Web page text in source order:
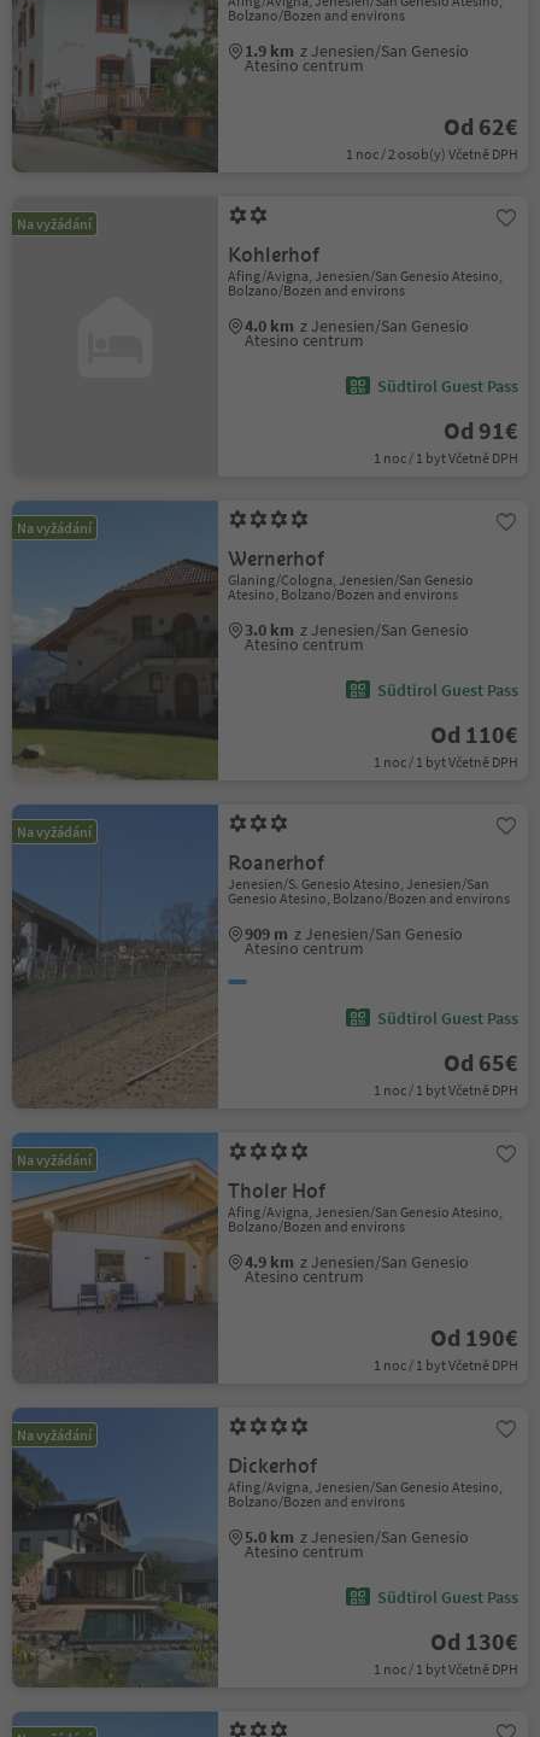
Bolzano/Bozen and environs
1.9 km z Jenesien/San Genesio
Atesino centrum
Od 62€
1 noc / 2 osob(y) Včetně DPH
Na vyžádání
Kohlerhof
Afing/Avigna, Jenesien/San Genesio Atesino,
Bolzano/Bozen and environs
4.0 km z Jenesien/San Genesio
Atesino centrum
Südtirol Guest Pass
Od 91€
1 noc / 1 byt Včetně DPH
Na vyžádání
Wernerhof
Glaning/Cologna, Jenesien/San Genesio
Atesino, Bolzano/Bozen and environs
3.0 km z Jenesien/San Genesio
Atesino centrum
Südtirol Guest Pass
Od 110€
1 noc / 1 byt Včetně DPH
Na vyžádání
Roanerhof
Jenesien/S. Genesio Atesino, Jenesien/San
Genesio Atesino, Bolzano/Bozen and environs
909 m z Jenesien/San Genesio
Atesino centrum
Südtirol Guest Pass
Od 65€
1 noc / 1 byt Včetně DPH
Na vyžádání
Tholer Hof
Afing/Avigna, Jenesien/San Genesio Atesino,
Bolzano/Bozen and environs
4.9 km z Jenesien/San Genesio
Atesino centrum
Od 190€
1 noc / 1 byt Včetně DPH
Na vyžádání
Dickerhof
Afing/Avigna, Jenesien/San Genesio Atesino,
Bolzano/Bozen and environs
5.0 km z Jenesien/San Genesio
Atesino centrum
Südtirol Guest Pass
Od 130€
1 noc / 1 byt Včetně DPH